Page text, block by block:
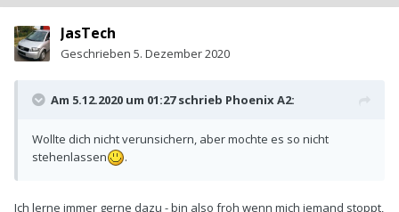
JasTech
Geschrieben 5. Dezember 2020
Am 5.12.2020 um 01:27 schrieb Phoenix A2:
Wollte dich nicht verunsichern, aber mochte es so nicht
stehenlassen
.
Ich lerne immer gerne dazu - bin also froh wenn mich jemand stoppt,